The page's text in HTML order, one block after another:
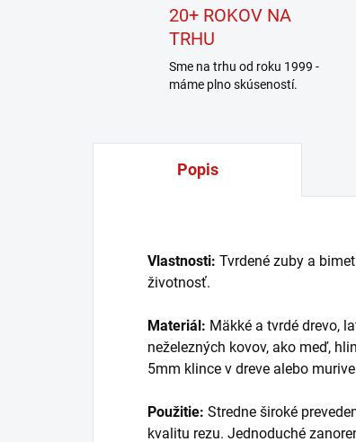
20+ ROKOV NA
TRHU
Sme na trhu od roku 1999 -
máme plno skúseností.
Popis
Vlastnosti: Tvrdené zuby a
životnosť.
Materiál: Mäkké a tvrdé drevo,
neželezných kovov, ako meď,
5mm klince v dreve alebo
Použitie: Stredne široké
kvalitu rezu. Jednoduché